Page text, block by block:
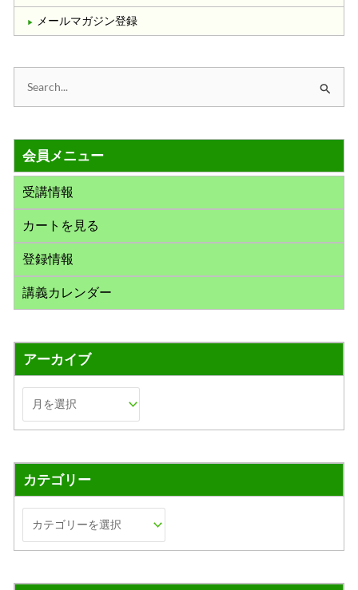
メールマガジン登録
象
:
会員メニュー
受講情報
カートを見る
登録情報
講義カレンダー
アーカイブ
カテゴリー